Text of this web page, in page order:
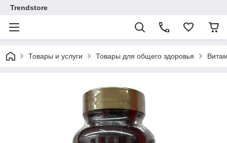
Trendstore
Товары и услуги Товары для общего здоровья